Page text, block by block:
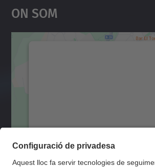
On Som
Més Informació